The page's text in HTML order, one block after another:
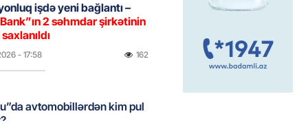
işdə yeni bağlantı –
2 səhmdar şirkətinin
- 17:58 162
avtomobillərdən kim pul